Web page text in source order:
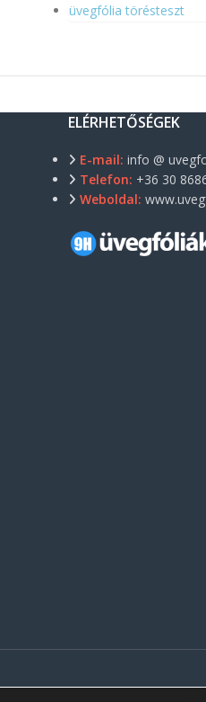
üvegfólia törésteszt
ELÉRHETŐSÉGEK
E-mail: info @
Telefon: +36 30
Weboldal: